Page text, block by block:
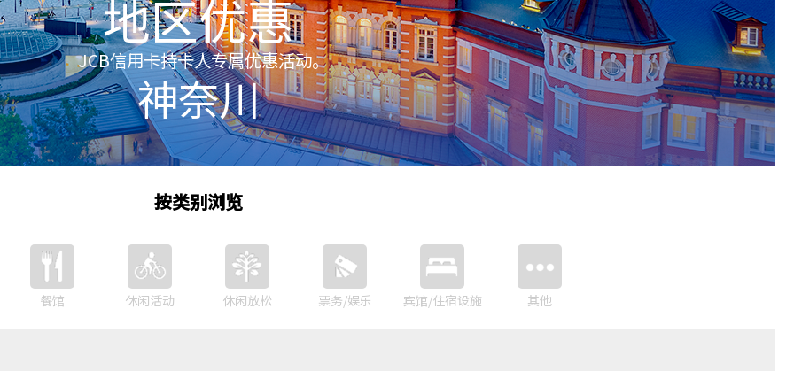
地区优惠
JCB信用卡持卡人专属优惠活动。
神奈川
按类别浏览
餐馆 休闲活动 休闲放松 票务/娱乐 宾馆/住宿设施 其他